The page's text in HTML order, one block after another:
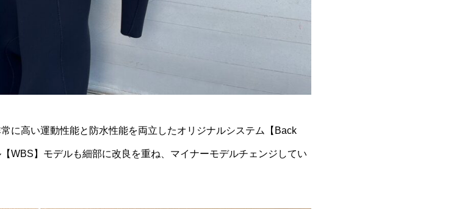
に高い運動性能と防水性能を両立したオリジナルシステム【Back
WBS】モデルも細部に改良を重ね、マイナーモデルチェンジしてい